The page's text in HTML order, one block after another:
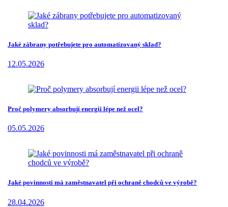
Jaké zábrany potřebujete pro automatizovaný sklad?
12.05.2026
Proč polymery absorbují energii lépe než ocel?
05.05.2026
Jaké povinnosti má zaměstnavatel při ochraně chodců ve výrobě?
28.04.2026